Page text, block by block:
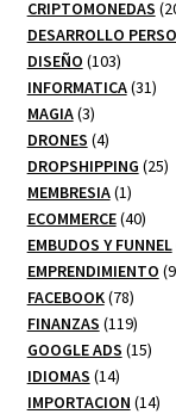
CRIPTOMONEDAS
DESARROLLO
DISEÑO 103103
INFORMATICA 3131
MAGIA 33
productos
DRONES 44
productos
DROPSHIPPING 2525
MEMBRESIA 11
ECOMMERCE 4040
EMBUDOS Y FUNNEL
EMPRENDIMIENTO
FACEBOOK 7878
FINANZAS 119119
GOOGLE ADS 1515
IDIOMAS 1414
IMPORTACION 1414